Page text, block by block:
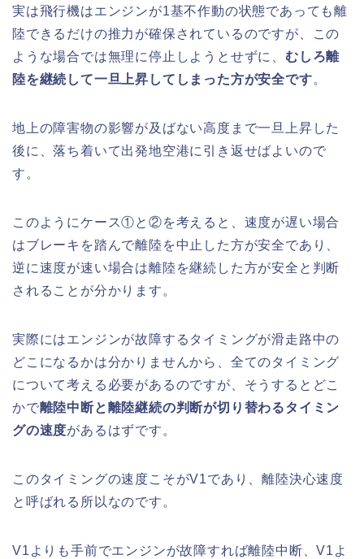
実は飛行機はエンジンが1基不作動の状態であっても離
陸できるだけの推力が確保されているのですが、この
ような場合では無理に停止しようとせずに、 むしろ離
陸を継続して一旦上昇してしまった方が安全です。
地上の障害物の影響が及ばない高度まで一旦上昇した
後に、落ち着いて出発地空港に引き返せばよいので
す。
このようにケース①と②を考えると、速度が遅い場合
はブレーキを踏んで離陸を中止した方が安全であり、
逆に速度が速い場合は離陸を継続した方が安全と判断
されることが分かります。
実際にはエンジンが故障するタイミングが滑走路中の
どこになるかは分かりませんから、全てのタイミング
について考える必要があるのですが、そうするとどこ
かで離陸中断と離陸継続の判断が切り替わるタイミン
グの速度があるはずです。
このタイミングの速度こそがV1であり、離陸決心速度
と呼ばれる所以なのです。
V1よりも手前でエンジンが故障すれば離陸中断、V1よ